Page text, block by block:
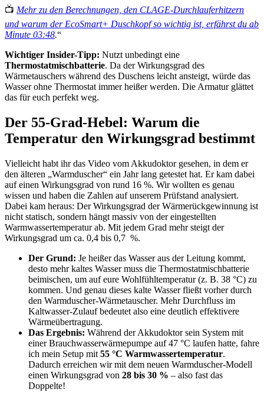
📺 Mehr zu den Berechnungen, den CLAGE-Durchlauferhitzern
und warum der EcoSmart+ Duschkopf so wichtig ist, erfährst du ab
Minute 03:48.“
Wichtiger Insider-Tipp: Nutzt unbedingt eine
Thermostatmischbatterie. Da der Wirkungsgrad des
Wärmetauschers während des Duschens leicht ansteigt, würde das
Wasser ohne Thermostat immer heißer werden. Die Armatur glättet
das für euch perfekt weg.
Der 55-Grad-Hebel: Warum die
Temperatur den Wirkungsgrad bestimmt
Vielleicht habt ihr das Video vom Akkudoktor gesehen, in dem er
den älteren „Warmduscher“ ein Jahr lang getestet hat. Er kam dabei
auf einen Wirkungsgrad von rund 16 %. Wir wollten es genau
wissen und haben die Zahlen auf unserem Prüfstand analysiert.
Dabei kam heraus: Der Wirkungsgrad der Wärmerückgewinnung ist
nicht statisch, sondern hängt massiv von der eingestellten
Warmwassertemperatur ab. Mit jedem Grad mehr steigt der
Wirkungsgrad um ca. 0,4 bis 0,7 %.
Der Grund: Je heißer das Wasser aus der Leitung kommt,
desto mehr kaltes Wasser muss die Thermostatmischbatterie
beimischen, um auf eure Wohlfühltemperatur (z. B. 38 °C) zu
kommen. Und genau dieses kalte Wasser fließt vorher durch
den Warmduscher-Wärmetauscher. Mehr Durchfluss im
Kaltwasser-Zulauf bedeutet also eine deutlich effektivere
Wärmeübertragung.
Das Ergebnis: Während der Akkudoktor sein System mit
einer Brauchwasserwärmepumpe auf 47 °C laufen hatte, fahre
ich mein Setup mit 55 °C Warmwassertemperatur.
Dadurch erreichen wir mit dem neuen Warmduscher-Modell
einen Wirkungsgrad von 28 bis 30 % – also fast das
Doppelte!